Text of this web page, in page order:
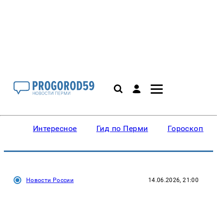
Интересное Гид по Перми Гороскопы
Новости России 14.06.2026, 21:00